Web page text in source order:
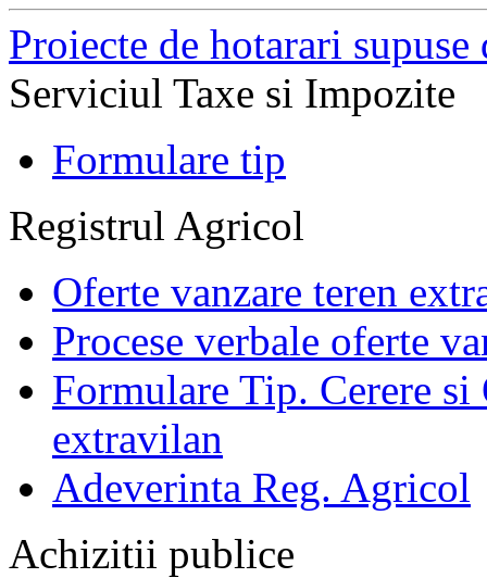
Proiecte de hotarari
Serviciul Taxe si Impozite
Formulare tip
Registrul Agricol
Oferte vanzare teren
Procese verbale oferte
Formulare Tip. Cerere si
extravilan
Adeverinta Reg. Agricol
Achizitii publice